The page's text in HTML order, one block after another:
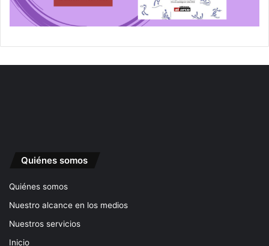
Quiénes somos
Quiénes somos
Nuestro alcance en los medios
Nuestros servicios
Inicio